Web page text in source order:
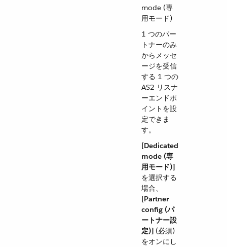
mode (専
用モード)
1 つのパー
トナーのみ
からメッセ
ージを受信
する 1 つの
AS2 リスナ
ーエンドポ
イントを設
定できま
す。
[Dedicated
mode (専
用モード)]
を選択する
場合、​
[Partner
config (パ
ートナー設
定)] ​ (必須)
をオンにし